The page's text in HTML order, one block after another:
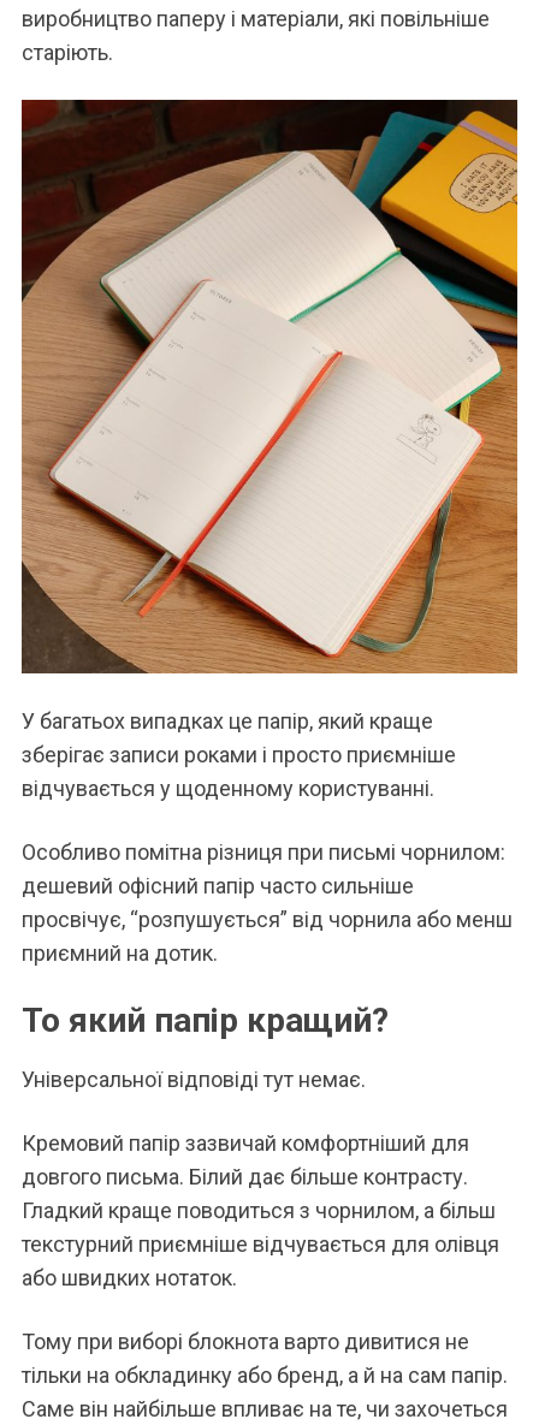
виробництво паперу і матеріали, які повільніше
старіють.
У багатьох випадках це папір, який краще
зберігає записи роками і просто приємніше
відчувається у щоденному користуванні.
Особливо помітна різниця при письмі чорнилом:
дешевий офісний папір часто сильніше
просвічує, “розпушується” від чорнила або менш
приємний на дотик.
То який папір кращий?
Універсальної відповіді тут немає.
Кремовий папір зазвичай комфортніший для
довгого письма. Білий дає більше контрасту.
Гладкий краще поводиться з чорнилом, а більш
текстурний приємніше відчувається для олівця
або швидких нотаток.
Тому при виборі блокнота варто дивитися не
тільки на обкладинку або бренд, а й на сам папір.
Саме він найбільше впливає на те, чи захочеться